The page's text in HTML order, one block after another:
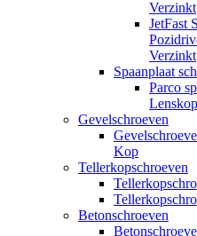
Verzinkt
JetFast
Verzinkt
Spaanplaat
Parco
Gevelschroeven
Kop
Tellerkopschroeven
Betonschroeven